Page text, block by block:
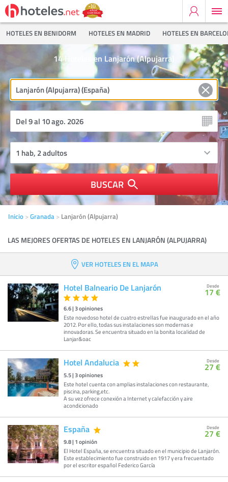
HOTELES EN BENIDORM HOTELES EN MADRID HOTELES EN
Hoteles en Lanjarón (Alpujarra)
14
BUSCAR
Inicio Granada Lanjarón (Alpujarra)
LAS MEJORES OFERTAS DE HOTELES EN LANJARÓN (ALPUJARRA)
VER HOTELES EN EL MAPA
Hotel Balneario De Lanjarón
6.6|3opiniones
Este novedoso hotel de cuatro estrellas fue inaugurado en el año
2012. Por ello, todas sus instalaciones son modernas e
innovadoras. Se encuentra situado en la bonita localidad de
Lanjar&oac
Desde
17 €
Hotel Andalucia
5.5|3opiniones
Este hotel cuenta con amplias instalaciones con restaurante,
piscina, parking,etc.
A su vez ofrece conexión a Internet y calefacción y aire
acondicionado
Desde
27 €
España
9.8| 1opinión
El Hotel España, se encuentra situado en el municipio de Lanjarón.
Este establecimiento fue construido en 1917 y era frecuentado
por el escritor español Federico García
Desde
27 €